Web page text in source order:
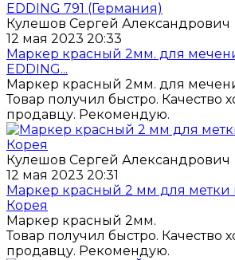
Кулешов Сергей Александрович
12 мая 2023 20:33
Маркер красный 2мм. для
EDDING...
Маркер красный 2мм. для
Товар получил быстро. Качество
продавцу. Рекомендую.
Кулешов Сергей Александрович
12 мая 2023 20:31
Маркер красный 2 мм для метки
Корея
Маркер красный 2мм.
Товар получил быстро. Качество
продавцу. Рекомендую.